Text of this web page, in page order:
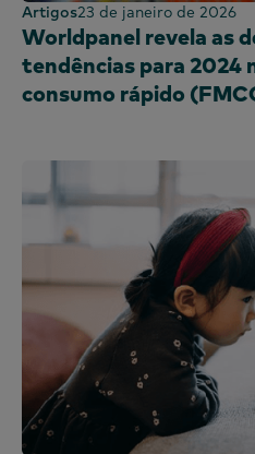
Artigos23 de janeiro de 2026
Worldpanel revela as
tendências para 2024
consumo rápido